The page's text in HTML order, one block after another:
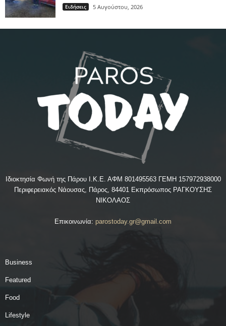
Ειδήσεις 5 Αυγούστου, 2026
Ιδιοκτησία Φωνή της Πάρου Ι.Κ.Ε. ΑΦΜ 801495563 ΓΕΜΗ 157972938000
Περιφερειακός Νάουσας, Πάρος, 84401 Εκπρόσωπος ΡΑΓΚΟΥΣΗΣ
ΝΙΚΟΛΑΟΣ
Επικοινωνία: parostoday.gr@gmail.com
Business
Featured
Food
Lifestyle